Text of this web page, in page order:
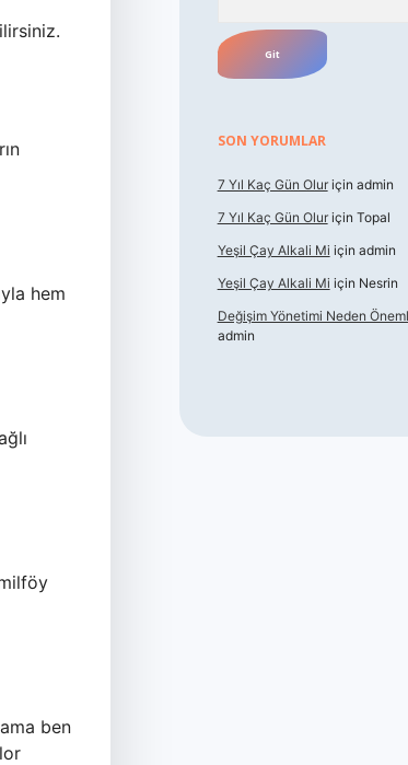
hem
ben
SON YORUMLAR
7 Yıl Kaç Gün Oluriçin admin
7 Yıl Kaç Gün Oluriçin Topal
Yeşil Çay Alkali Mi için admin
Yeşil Çay Alkali Mi için Nesrin
Değişim Yönetimi Neden
admin